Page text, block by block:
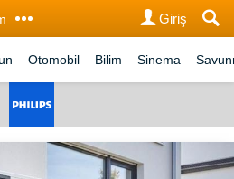
Giriş
Otomobil Bilim Sinema